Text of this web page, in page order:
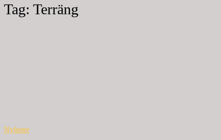
Tag: Terräng
Nyheter